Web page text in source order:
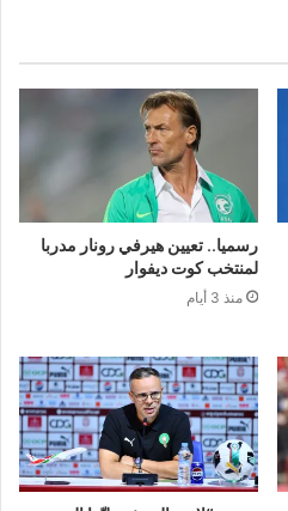
رسميا.. تعيين هيرفي رونار مدربا
لمنتخب كوت ديفوار
منذ 3 أيام